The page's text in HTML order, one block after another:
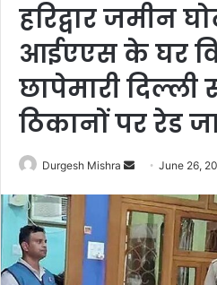
हरिद्वार जमीन
आईएएस के घर
छापेमारी
ठिकानों पर रेड
Durgesh Mishra
Send
email
June 26,